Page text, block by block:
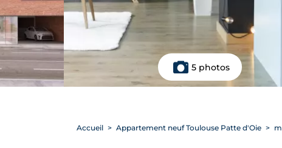
5 photos
Accueil Appartement neuf Toulouse Patte d'Oie